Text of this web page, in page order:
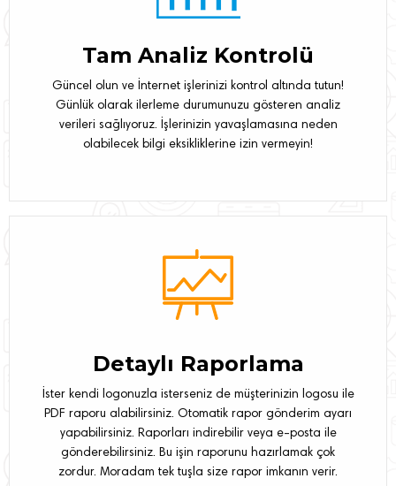
Tam Analiz Kontrolü
Güncel olun ve İnternet işlerinizi kontrol altında tutun!
Günlük olarak ilerleme durumunuzu gösteren analiz
verileri sağlıyoruz. İşlerinizin yavaşlamasına neden
olabilecek bilgi eksikliklerine izin vermeyin!
Detaylı Raporlama
İster kendi logonuzla isterseniz de müşterinizin logosu ile
PDF raporu alabilirsiniz. Otomatik rapor gönderim ayarı
yapabilirsiniz. Raporları indirebilir veya e-posta ile
gönderebilirsiniz. Bu işin raporunu hazırlamak çok
zordur. Moradam tek tuşla size rapor imkanın verir.